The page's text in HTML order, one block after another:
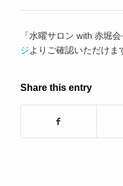
「水曜サロン with 赤堀
ジよりご確認いただけま
Share this entry